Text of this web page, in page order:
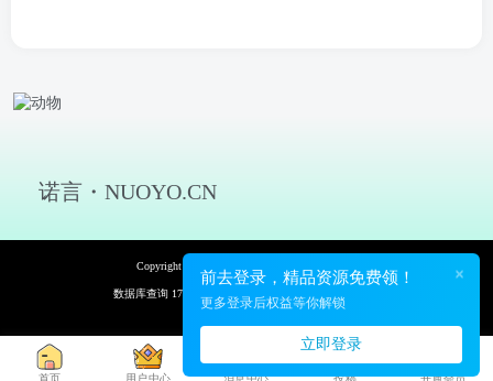
×
前去登录，精品资源免费领！
更多登录后权益等你解锁
立即登录
诺言・NUOYO.CN
Copyright © 2026 诺言资源网 保留资源解释权
数据库查询 17次 页面加载耗时 0.116 秒
首页 用户中心 消息中心 投稿 开通会员